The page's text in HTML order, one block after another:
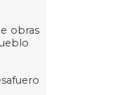
obras